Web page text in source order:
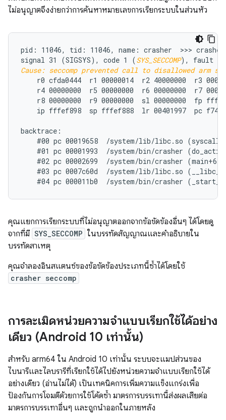
ไม่อนุญาตจึงง่ายกว่าการค้นหาหมายเลขการเรียกระบบในส่วนหัว
pid: 11046, tid: 11046, name: crasher  >>> crasher
signal 31 (SIGSYS), code 1 (SYS_SECCOMP
Cause: seccomp prevented call to disallowed arm
r0 cfda0444  r1 00000014  r2 40000000  r3
r4 00000000  r5 00000000  r6 00000000  r7
r8 00000000  r9 00000000  sl 00000000  fp
ip fffef898  sp fffef888  lr 00401997  pc
backtrace:
#00 pc 00019658  /system/lib/libc.so
#01 pc 00001993  /system/bin/crasher
    #02 pc 00002699  /system/bin/crasher (main+68)
#03 pc 0007c60d  /system/lib/libc.so
คุณแยกการเรียกระบบที่ไม่อนุญาตออกจากข้อขัดข้องอื่นๆ ได้โดยดู
จากที่มี SYS_SECCOMP ในบรรทัดสัญญาณและคำอธิบายใน
บรรทัดสาเหตุ
คุณจำลองอินสแตนซ์ของข้อขัดข้องประเภทนี้ซ้ำได้โดยใช้
crasher seccomp
การละเมิดหน่วยความจำแบบเรียกใช้ได้อย่าง
เดียว (Android 10 เท่านั้น)
สำหรับ arm64 ใน Android 10 เท่านั้น ระบบจะแมปส่วนของ
ไบนารีและไลบรารีที่เรียกใช้ได้ไปยังหน่วยความจำแบบเรียกใช้ได้
อย่างเดียว (อ่านไม่ได้) เป็นเทคนิคการเพิ่มความแข็งแกร่งเพื่อ
ป้องกันการโจมตีด้วยการใช้โค้ดซ้ำ มาตรการบรรเทานี้ส่งผลเสียต่อ
มาตรการบรรเทาอื่นๆ และถูกนําออกในภายหลัง